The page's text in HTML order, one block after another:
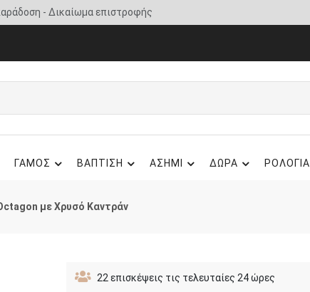
- Δικαίωμα επιστροφής
ΓΑΜΟΣ ΒΑΠΤΙΣΗ ΑΣΗΜΙ ΔΩΡΑ ΡΟΛΟΓΙΑ
Octagon με Χρυσό Καντράν
22 επισκέψεις τις τελευταίες 24 ώρες